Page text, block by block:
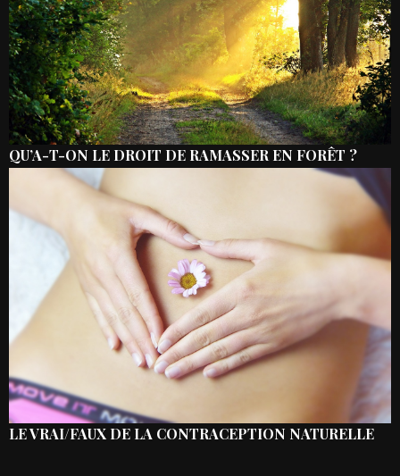
QU’A-T-ON LE DROIT DE RAMASSER EN FORÊT ?
LE VRAI/FAUX DE LA CONTRACEPTION NATURELLE